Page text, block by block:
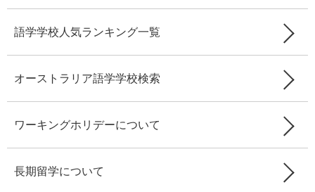
語学学校人気ランキング一覧
オーストラリア語学学校検索
ワーキングホリデーについて
長期留学について